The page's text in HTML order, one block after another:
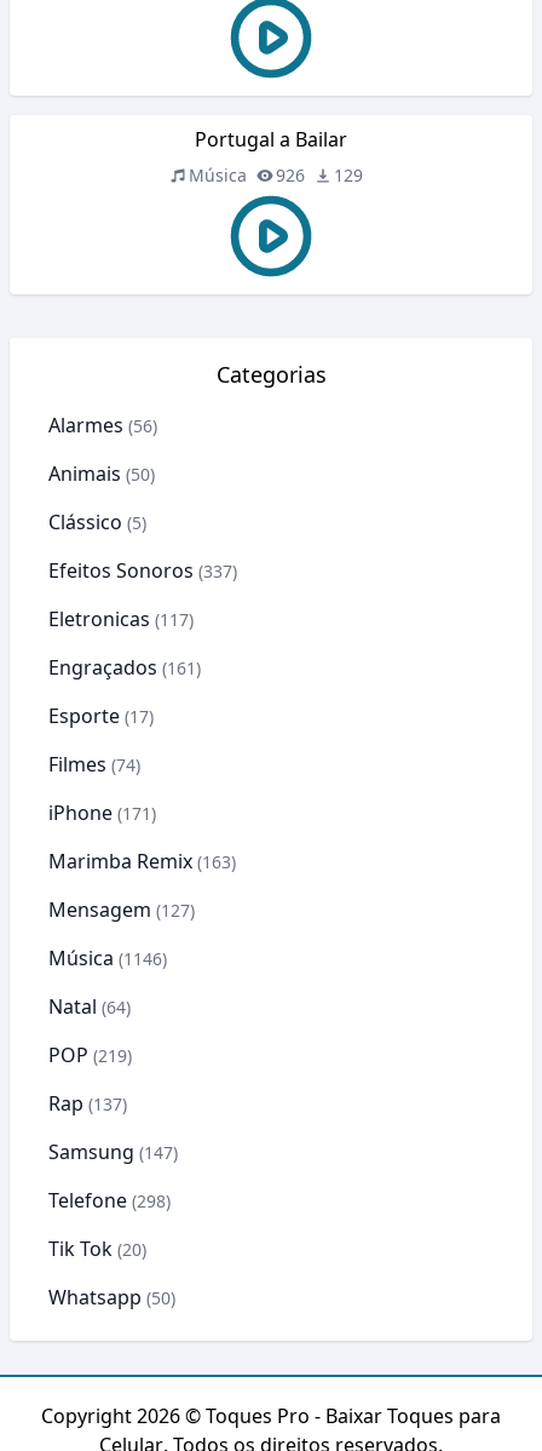
Portugal a Bailar
Música 926 129
Categorias
Alarmes (56)
Animais (50)
Clássico (5)
Efeitos Sonoros (337)
Eletronicas (117)
Engraçados (161)
Esporte (17)
Filmes (74)
iPhone (171)
Marimba Remix (163)
Mensagem (127)
Música (1146)
Natal (64)
POP (219)
Rap (137)
Samsung (147)
Telefone (298)
Tik Tok (20)
Whatsapp (50)
Copyright 2026 ©Toques Pro - Baixar Toques para
Celular. Todos os direitos reservados.